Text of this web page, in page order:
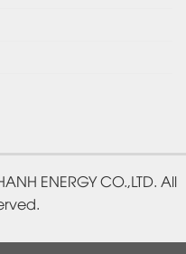
ENERGY CO.,LTD. All